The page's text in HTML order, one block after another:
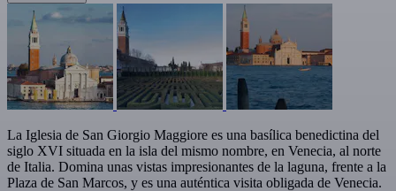
La Iglesia de San Giorgio Maggiore es una basílica benedictina del
siglo XVI situada en la isla del mismo nombre, en Venecia, al norte
de Italia. Domina unas vistas impresionantes de la laguna, frente a la
Plaza de San Marcos, y es una auténtica visita obligada de Venecia.